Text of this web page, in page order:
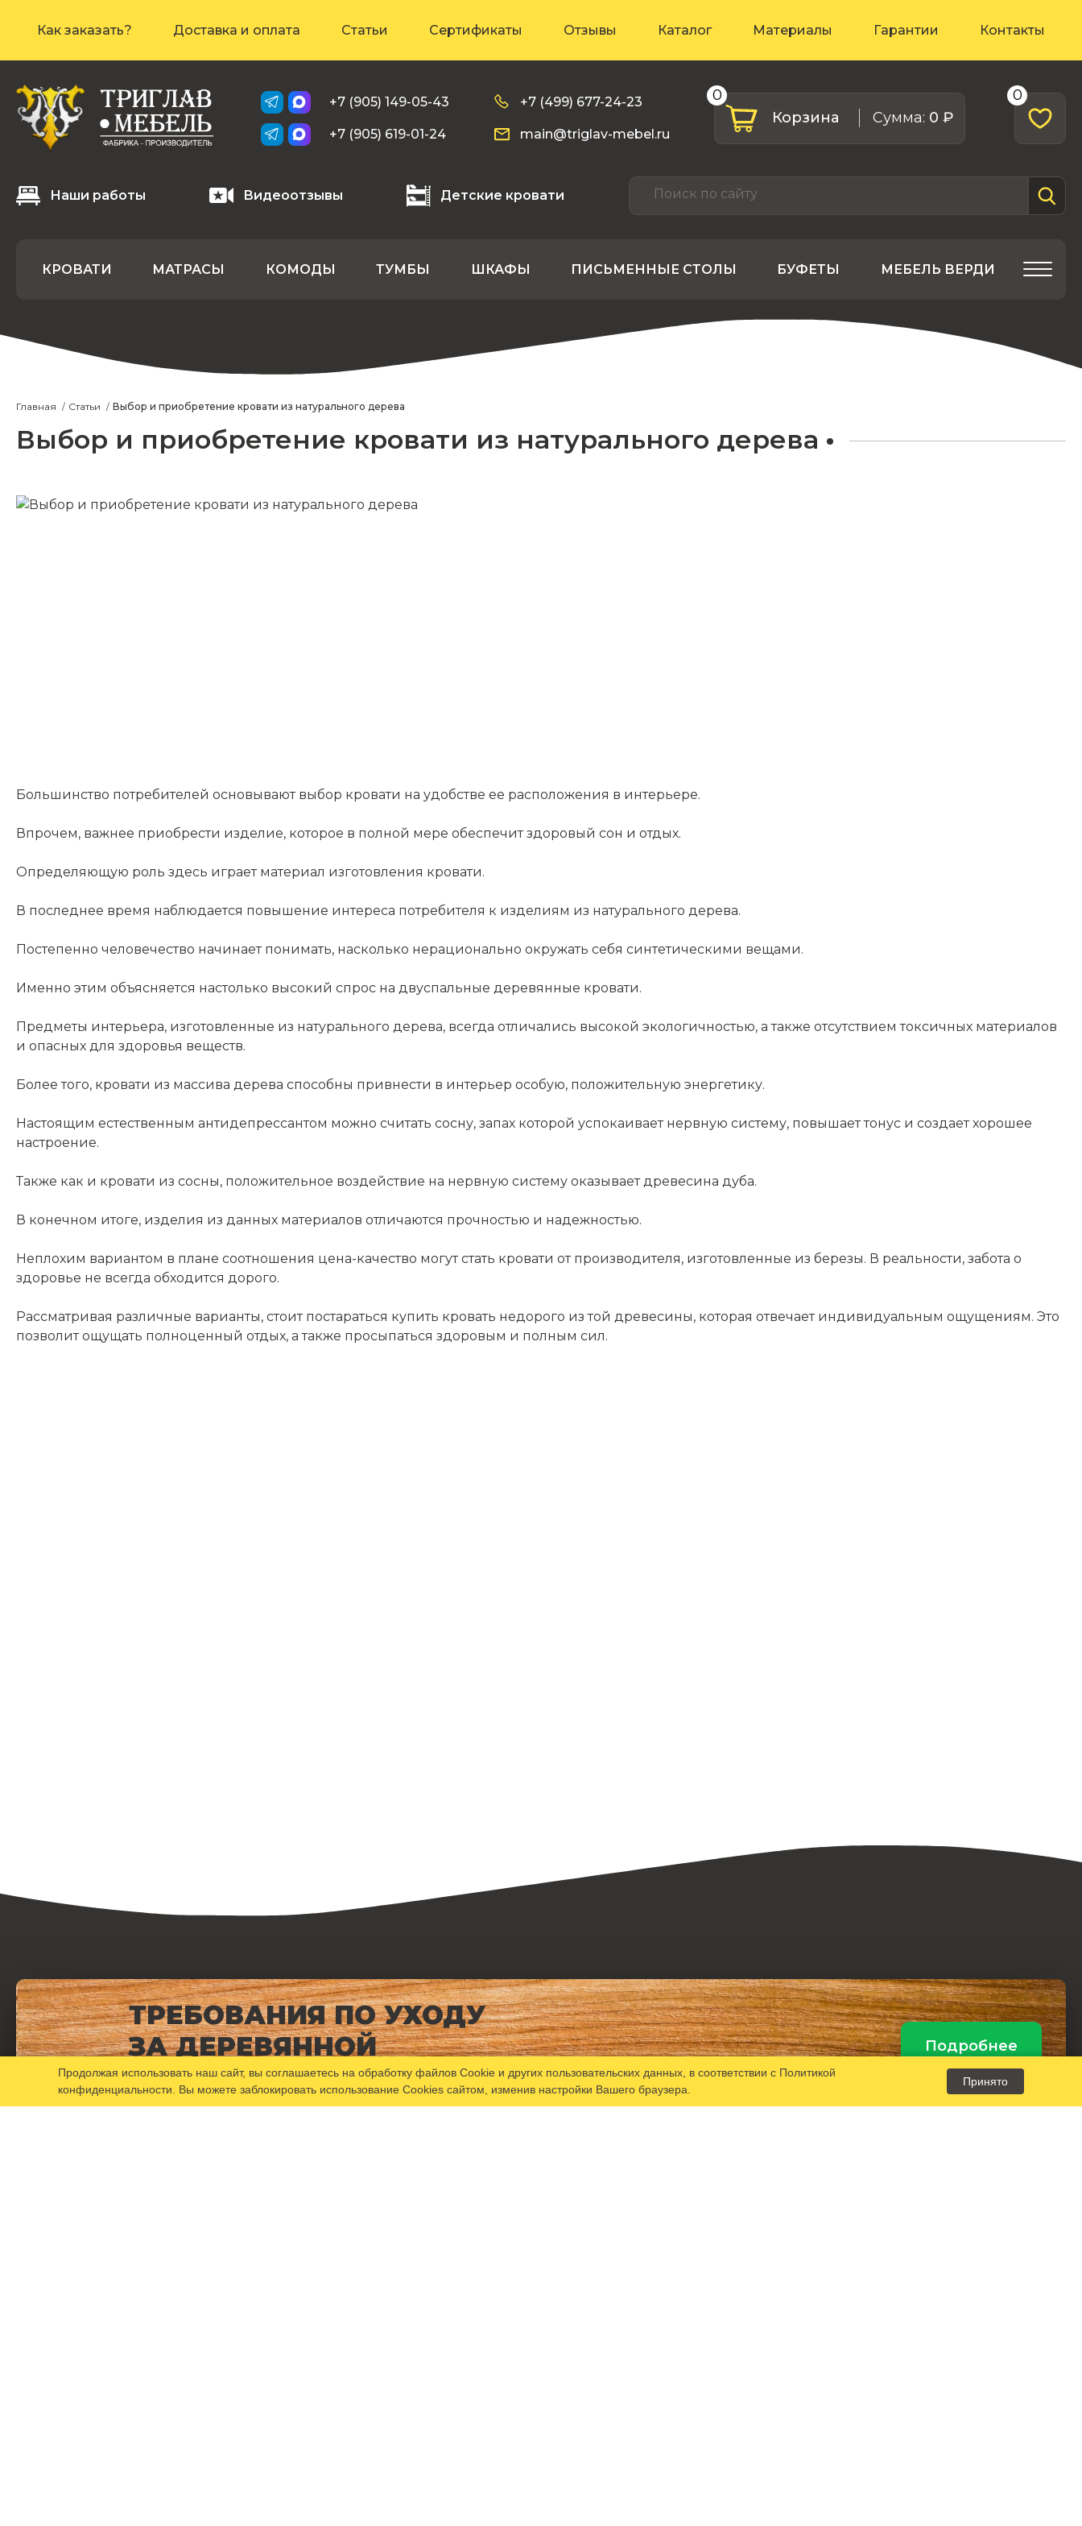
Как заказать? Доставка и оплата Статьи Сертификаты Отзывы Каталог Материалы Гарантии Контакты
+7 (905) 149-05-43
+7 (905) 619-01-24
+7 (499) 677-24-23
main@triglav-mebel.ru
Корзина Cумма: 0 ₽
0 0
Наши работы Видеоотзывы Детские кровати
КРОВАТИ МАТРАСЫ КОМОДЫ ТУМБЫ ШКАФЫ ПИСЬМЕННЫЕ СТОЛЫ БУФЕТЫ МЕБЕЛЬ ВЕРДИ
Главная Статьи Выбор и приобретение кровати из натурального дерева
Выбор и приобретение кровати из натурального дерева
Большинство потребителей основывают выбор кровати на удобстве ее расположения в интерьере.
Впрочем, важнее приобрести изделие, которое в полной мере обеспечит здоровый сон и отдых.
Определяющую роль здесь играет материал изготовления кровати.
В последнее время наблюдается повышение интереса потребителя к изделиям из натурального дерева.
Постепенно человечество начинает понимать, насколько нерационально окружать себя синтетическими вещами.
Именно этим объясняется настолько высокий спрос на двуспальные деревянные кровати.
Предметы интерьера, изготовленные из натурального дерева, всегда отличались высокой экологичностью, а также отсутствием токсичных материалов
и опасных для здоровья веществ.
Более того, кровати из массива дерева способны привнести в интерьер особую, положительную энергетику.
Настоящим естественным антидепрессантом можно считать сосну, запах которой успокаивает нервную систему, повышает тонус и создает хорошее
настроение.
Также как и кровати из сосны, положительное воздействие на нервную систему оказывает древесина дуба.
В конечном итоге, изделия из данных материалов отличаются прочностью и надежностью.
Неплохим вариантом в плане соотношения цена-качество могут стать кровати от производителя, изготовленные из березы. В реальности, забота о
здоровье не всегда обходится дорого.
Рассматривая различные варианты, стоит постараться купить кровать недорого из той древесины, которая отвечает индивидуальным ощущениям. Это
позволит ощущать полноценный отдых, а также просыпаться здоровым и полным сил.
ТРЕБОВАНИЯ ПО УХОДУ
ЗА ДЕРЕВЯННОЙ
МЕБЕЛЬЮ
Подробнее
Продолжая использовать наш сайт, вы соглашаетесь на обработку файлов Сookie и других пользовательских данных, в соответствии с Политикой
конфиденциальности . Вы можете заблокировать использование Cookies сайтом, изменив настройки Вашего браузера.
Принято